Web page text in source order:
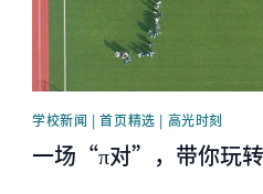
学校新闻 | 首页精选 | 高光时刻
一场“π对”，带你玩转